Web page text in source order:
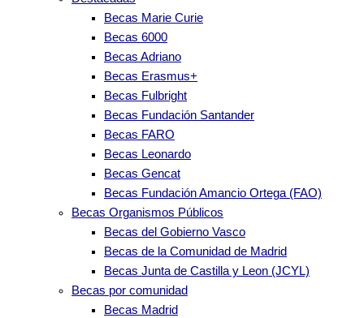
Becas Marie Curie
Becas 6000
Becas Adriano
Becas Erasmus+
Becas Fulbright
Becas Fundación Santander
Becas FARO
Becas Leonardo
Becas Gencat
Becas Fundación Amancio Ortega (FAO)
Becas Organismos Públicos
Becas del Gobierno Vasco
Becas de la Comunidad de Madrid
Becas Junta de Castilla y Leon (JCYL)
Becas por comunidad
Becas Madrid